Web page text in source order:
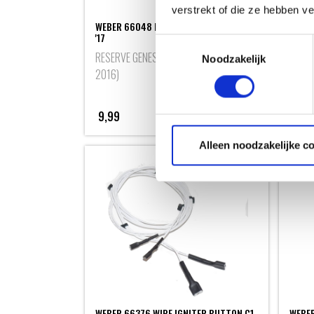
verstrekt of die ze hebben
Noodzakelijk
Alleen noodzakelijke
WEBER 66048 KNOB KIT (SET OF 2) GEN
'17
RESERVE GENESIS 300 SERIES (2011-
2016)
9,99 9,99